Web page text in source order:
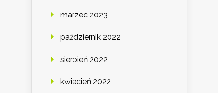
marzec 2023
październik 2022
sierpień 2022
kwiecień 2022